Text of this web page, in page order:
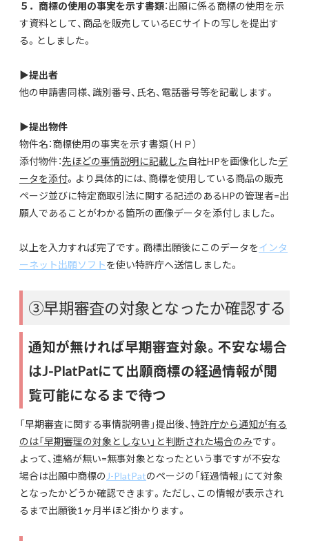
５．商標の使用の事実を示す書類：出願に係る商標の使用を示
す資料として、商品を販売しているECサイトの写しを提出す
る。としました。
▶提出者
他の申請書同様、識別番号、氏名、電話番号等を記載します。
▶提出物件
物件名：商標使用の事実を示す書類（ＨＰ）
添付物件：先ほどの事情説明に記載した自社HPを画像化したデ
ータを添付。より具体的には、商標を使用している商品の販売
ページ並びに特定商取引法に関する記述のあるHPの管理者=出
願人であることがわかる箇所の画像データを添付しました。
以上を入力すれば完了です。商標出願後にこのデータをインタ
ーネット出願ソフトを使い特許庁へ送信しました。
③早期審査の対象となったか確認する
通知が無ければ早期審査対象。不安な場合
はJ-PlatPatにて出願商標の経過情報が閲
覧可能になるまで待つ
「早期審査に関する事情説明書」提出後、特許庁から通知が有る
のは「早期審理の対象としない」と判断された場合のみです。
よって、連絡が無い=無事対象となったという事ですが不安な
場合は出願中商標のJ-PlatPatのページの「経過情報」にて対象
となったかどうか確認できます。ただし、この情報が表示され
るまで出願後1ヶ月半ほど掛かります。